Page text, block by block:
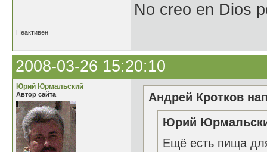
No creo en Dios
Неактивен
2008-03-26 15:20:10
Юрий Юрмальский
Автор сайта
Андрей Кротков
Юрий
Ещё есть пища